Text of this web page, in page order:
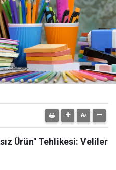
Ürün" Tehlikesi: Veliler